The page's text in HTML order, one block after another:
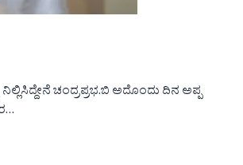
ನಿಲ್ಲಿಸಿದ್ದೇನೆ ಚಂದ್ರಪ್ರಭ.ಬಿ ಅದೊಂದು ದಿನ ಅಪ್ಪ